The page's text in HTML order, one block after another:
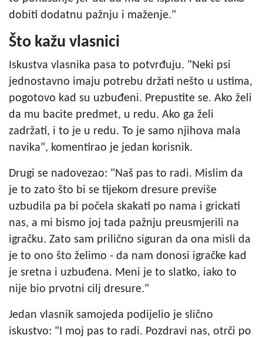
dobiti dodatnu pažnju i maženje."
Što kažu vlasnici
Iskustva vlasnika pasa to potvrđuju. "Neki psi
jednostavno imaju potrebu držati nešto u ustima,
pogotovo kad su uzbuđeni. Prepustite se. Ako želi
da mu bacite predmet, u redu. Ako ga želi
zadržati, i to je u redu. To je samo njihova mala
navika", komentirao je jedan korisnik.
Drugi se nadovezao: "Naš pas to radi. Mislim da
je to zato što bi se tijekom dresure previše
uzbudila pa bi počela skakati po nama i grickati
nas, a mi bismo joj tada pažnju preusmjerili na
igračku. Zato sam prilično siguran da ona misli da
je to ono što želimo - da nam donosi igračke kad
je sretna i uzbuđena. Meni je to slatko, iako to
nije bio prvotni cilj dresure."
Jedan vlasnik samojeda podijelio je slično
iskustvo: "I moj pas to radi. Pozdravi nas, otrči po